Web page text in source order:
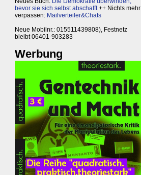
bevor sie sich selbst abschafft++ Nichts mehr
verpassen: Mailverteiler&Chats
Neue Mobilnr.: 015511439808), Festnetz
bleibt 06401-903283
Werbung